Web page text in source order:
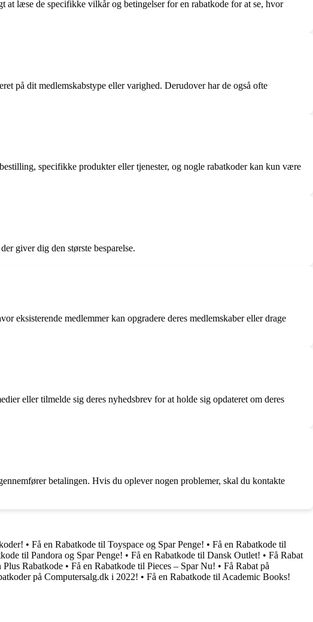
læse de specifikke vilkår og betingelser for en rabatkode for at se, hvor
på dit medlemskabstype eller varighed. Derudover har de også ofte
specifikke produkter eller tjenester, og nogle rabatkoder kan kun være
giver dig den største besparelse.
eksisterende medlemmer kan opgradere deres medlemskaber eller drage
eller tilmelde sig deres nyhedsbrev for at holde sig opdateret om deres
betalingen. Hvis du oplever nogen problemer, skal du kontakte
• Få en Rabatkode til Toyspace og Spar Penge! • Få en Rabatkode til
til Pandora og Spar Penge! • Få en Rabatkode til Dansk Outlet! • Få Rabat
Plus Rabatkode • Få en Rabatkode til Pieces – Spar Nu! • Få Rabat på
på Computersalg.dk i 2022! • Få en Rabatkode til Academic Books!